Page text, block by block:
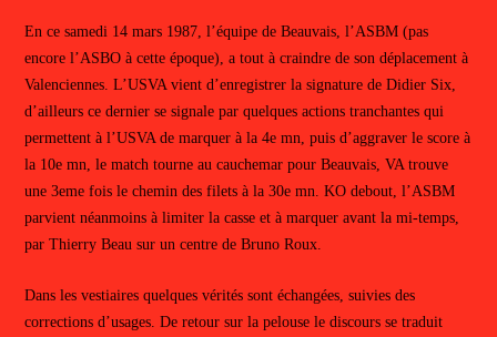
En ce samedi 14 mars 1987, l’équipe de Beauvais, l’ASBM (pas
encore l’ASBO à cette époque), a tout à craindre de son déplacement à
Valenciennes. L’USVA vient d’enregistrer la signature de Didier Six,
d’ailleurs ce dernier se signale par quelques actions tranchantes qui
permettent à l’USVA de marquer à la 4e mn, puis d’aggraver le score à
la 10e mn, le match tourne au cauchemar pour Beauvais, VA trouve
une 3eme fois le chemin des filets à la 30e mn. KO debout, l’ASBM
parvient néanmoins à limiter la casse et à marquer avant la mi-temps,
par Thierry Beau sur un centre de Bruno Roux.
Dans les vestiaires quelques vérités sont échangées, suivies des
corrections d’usages. De retour sur la pelouse le discours se traduit